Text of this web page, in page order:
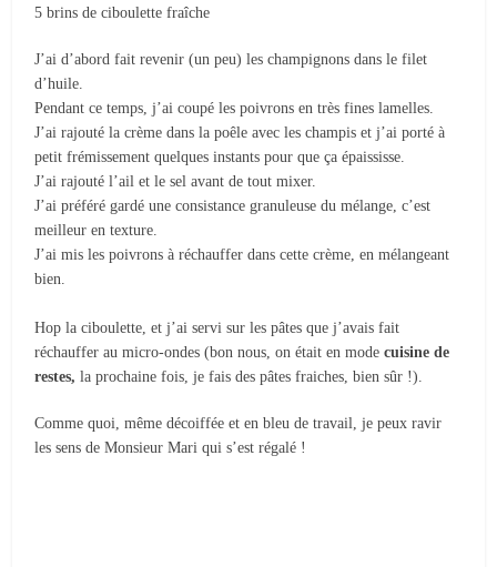
5 brins de ciboulette fraîche
J’ai d’abord fait revenir (un peu) les champignons dans le filet
d’huile.
Pendant ce temps, j’ai coupé les poivrons en très fines lamelles.
J’ai rajouté la crème dans la poêle avec les champis et j’ai porté à
petit frémissement quelques instants pour que ça épaississe.
J’ai rajouté l’ail et le sel avant de tout mixer.
J’ai préféré gardé une consistance granuleuse du mélange, c’est
meilleur en texture.
J’ai mis les poivrons à réchauffer dans cette crème, en mélangeant
bien.
Hop la ciboulette, et j’ai servi sur les pâtes que j’avais fait
réchauffer au micro-ondes (bon nous, on était en modecuisine de
restes, la prochaine fois, je fais des pâtes fraiches, bien sûr !).
Comme quoi, même décoiffée et en bleu de travail, je peux ravir
les sens de Monsieur Mari qui s’est régalé !